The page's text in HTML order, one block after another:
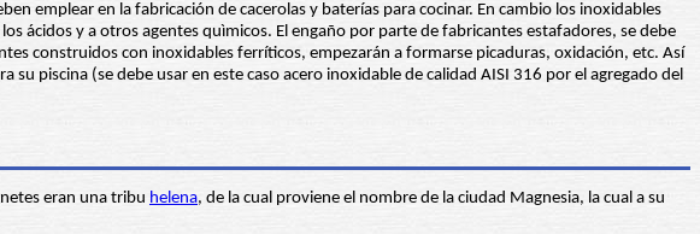
emplear en la fabricación de cacerolas y baterías para cocinar. En cambio los inoxidables
ácidos y a otros agentes quìmicos. El engaño por parte de fabricantes estafadores, se debe
construidos con inoxidables ferríticos, empezarán a formarse picaduras, oxidación, etc. Así
piscina (se debe usar en este caso acero inoxidable de calidad AISI 316 por el agregado del
eran una tribu helena, de la cual proviene el nombre de la ciudad Magnesia, la cual a su